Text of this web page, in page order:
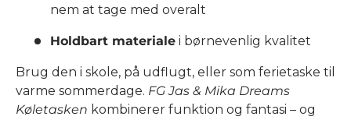
nem at tage med overalt
Holdbart materiale i børnevenlig kvalitet
Brug den i skole, på udflugt, eller som ferietaske til
varme sommerdage. FG Jas & Mika Dreams
Køletasken kombinerer funktion og fantasi – og